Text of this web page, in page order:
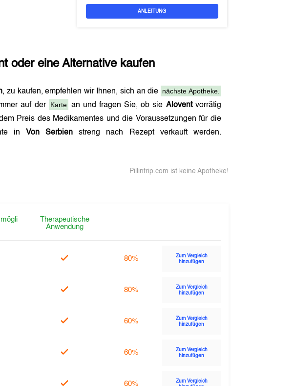
ANLEITUNG
oder eine Alternative kaufen
, zu kaufen, empfehlen wir Ihnen, sich an die nächste Apotheke.
auf der Karte an und fragen Sie, ob sie Aloventvorrätig
Preis des Medikamentes und die Voraussetzungen für die
in Von Serbien streng nach Rezept verkauft werden.
Pillintrip.com ist keine Apotheke!
Therapeutische
Anwendung
80%
Zum Vergleich
hinzufügen
80%
Zum Vergleich
hinzufügen
60%
Zum Vergleich
hinzufügen
60%
Zum Vergleich
hinzufügen
60%
Zum Vergleich